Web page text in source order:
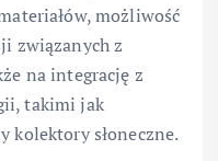
możliwość
związanych z
na integrację z
takimi jak
kolektory słoneczne.